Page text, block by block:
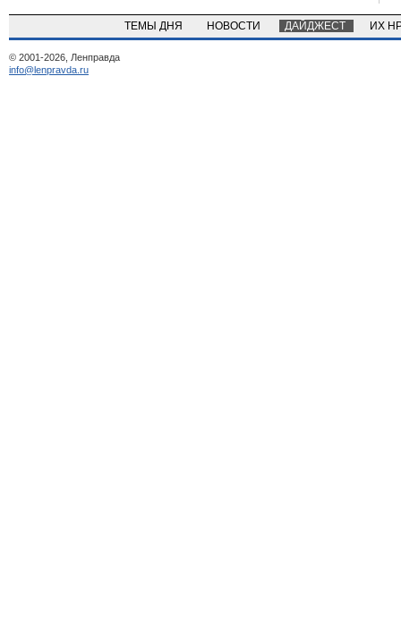
ТЕМЫ ДНЯ НОВОСТИ ДАЙДЖЕСТ ИХ
© 2001-2026, Ленправда
info@lenpravda.ru